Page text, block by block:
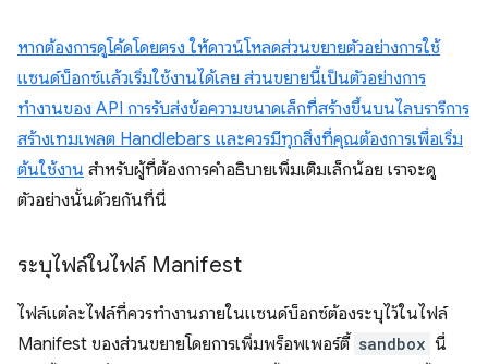
หากต้องการดูโค้ดโดยตรง ให้ดาวน์โหลดส่วนขยายตัวอย่างการใช้
แซนด์บ็อกซ์แล้วเริ่มใช้งานได้เลย ส่วนขยายนี้เป็นตัวอย่างการ
ทำงานของ API การรับส่งข้อความขนาดเล็กที่สร้างขึ้นบนไลบรารีการ
สร้างเทมเพลต Handlebars และควรมีทุกสิ่งที่คุณต้องการเพื่อเริ่ม
ต้นใช้งาน สำหรับผู้ที่ต้องการคำอธิบายเพิ่มเติมเล็กน้อย เราจะดู
ตัวอย่างนั้นด้วยกันที่นี่
ระบุไฟล์ในไฟล์ Manifest
ไฟล์แต่ละไฟล์ที่ควรทำงานภายในแซนด์บ็อกซ์ต้องระบุไว้ในไฟล์
Manifest ของส่วนขยายโดยการเพิ่มพร็อพเพอร์ตี้ sandbox นี่